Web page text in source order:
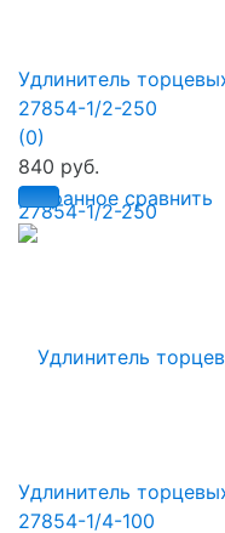
избранное сравнить
Удлинитель
27854-1/2-250
(0)
840 руб.
Удлинитель
27854-1/4-100